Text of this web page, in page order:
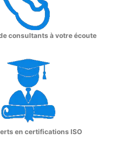
consultants à votre écoute
en certifications ISO